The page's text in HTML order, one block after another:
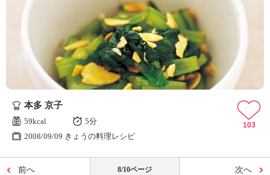
本多 京子
59kcal
5分
2008/09/09 きょうの料理レシピ
103
前へ 8/10ページ 次へ